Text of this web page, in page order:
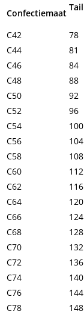
Confectiemaat
C42
78
C44
81
C46
84
C48
88
C50
92
C52
96
C54
100
C56
104
C58
108
C60
112
C62
116
C64
120
C66
124
C68
128
C70
132
C72
136
C74
140
C76
144
C78
148